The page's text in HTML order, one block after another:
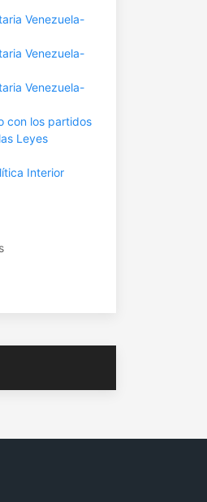
Venezuela-
Venezuela-
Venezuela-
con los partidos
Leyes
Interior